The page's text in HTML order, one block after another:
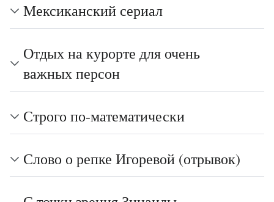
Мексиканский сериал
Отдых на курорте для очень
важных персон
Строго по-математически
Слово о репке Игоревой (отрывок)